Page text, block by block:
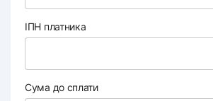
ІПН платника
Сума до сплати